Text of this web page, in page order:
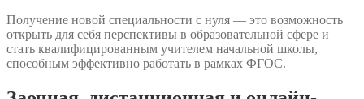
Получение новой специальности с нуля — это возможность
открыть для себя перспективы в образовательной сфере и
стать квалифицированным учителем начальной школы,
способным эффективно работать в рамках ФГОС.